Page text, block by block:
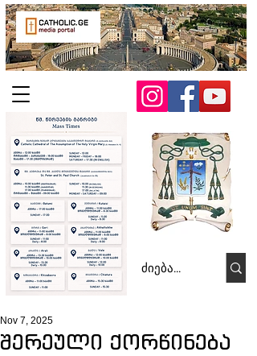
შერეული ქორწინება
Nov 7, 2025